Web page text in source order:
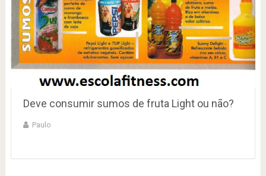
Deve consumir sumos de fruta Light ou não?
Paulo